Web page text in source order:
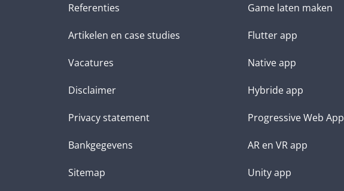
Referenties
Artikelen en case studies
Vacatures
Disclaimer
Privacy statement
Bankgegevens
Sitemap
Game laten maken
Flutter app
Native app
Hybride app
Progressive Web App
AR en VR app
Unity app